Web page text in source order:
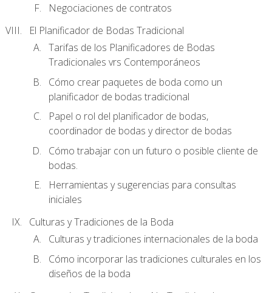
Negociaciones de contratos
El Planificador de Bodas Tradicional
Tarifas de los Planificadores de Bodas
Tradicionales vrs Contemporáneos
Cómo crear paquetes de boda como un
planificador de bodas tradicional
Papel o rol del planificador de bodas,
coordinador de bodas y director de bodas
Cómo trabajar con un futuro o posible cliente de
bodas.
Herramientas y sugerencias para consultas
iniciales
Culturas y Tradiciones de la Boda
Culturas y tradiciones internacionales de la boda
Cómo incorporar las tradiciones culturales en los
diseños de la boda